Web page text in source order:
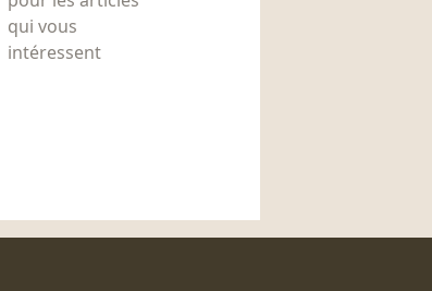
qui vous
intéressent